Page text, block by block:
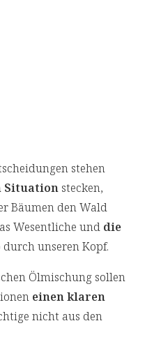
stehen
Situation stecken,
Bäumen den Wald
Wesentliche und die
durch unseren Kopf.
Ölmischung sollen
einen klaren
nicht aus den